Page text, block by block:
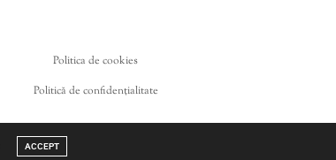
Politica de cookies
Politică de confidențialitate
ACCEPT